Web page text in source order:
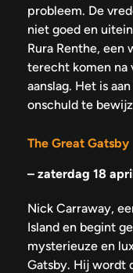
probleem. De
niet goed en
Rura Renthe, een
terecht komen na
aanslag. Het is
onschuld te
The Great Gatsby
– zaterdag 18
Nick Carraway,
Island en begint
mysterieuze en
Gatsby. Hij wordt